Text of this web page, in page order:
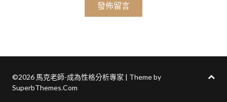
©2026 馬克老師-成為性格分析專家 | Theme by
SuperbThemes.Com